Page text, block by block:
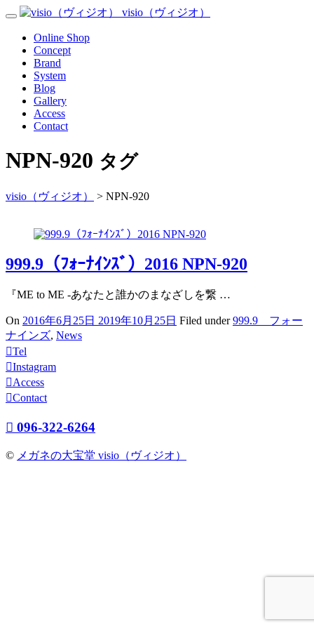
Skip
content
Toggle
Navigation
visio（ヴィジオ）
Menu
Online Shop
Concept
Brand
System
Blog
Gallery
Access
Contact
NPN-920 タグ
visio（ヴィジオ） > NPN-920
999.9（ﾌｫｰﾅｲﾝｽﾞ）2016 NPN-920
『ME to ME -あなたと誰かのまなざしを繋 …
On 2016年6月25日 2019年10月25日 Filed under999.9 フォー
ナインズ, News
Tel
Instagram
Access
Contact
096-322-6264
© メガネの大宝堂 visio（ヴィジオ）